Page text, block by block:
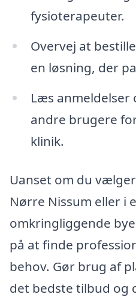
fysioterapeuter.
Overvej at
en løsning, der
Læs
andre brugere
klinik.
Uanset om du
Nørre Nissum eller i
omkringliggende
på at finde
behov. Gør brug af
det bedste tilbud og